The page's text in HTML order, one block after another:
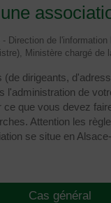
Direction de
Ministère chargé de
(de dirigeants,
l'administration de
que vous devez
Attention les
se situe en
Cas général